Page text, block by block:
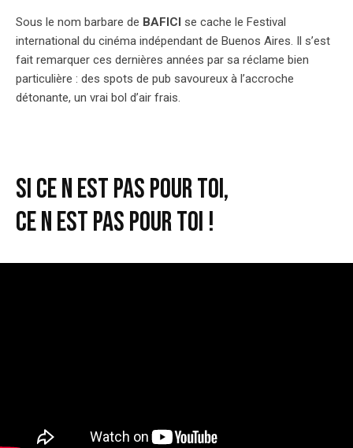
Sous le nom barbare de BAFICI se cache le Festival
international du cinéma indépendant de Buenos Aires. Il s’est
fait remarquer ces dernières années par sa réclame bien
particulière : des spots de pub savoureux à l’accroche
détonante, un vrai bol d’air frais.
Si ce n est pas pour toi,
Ce n est pas pour toi !